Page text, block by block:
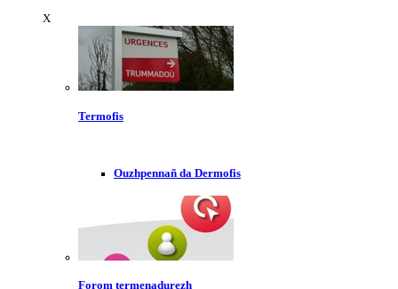
X
Termofis
Ouzhpennañ da Dermofis
Forom termenadurezh